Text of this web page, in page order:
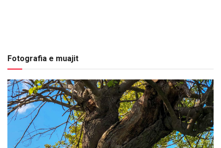
Fotografia e muajit